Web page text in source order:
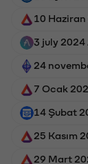
10
3 july 2024
24
7 Ocak
14 Şubat
25 Kasım
29 Mart